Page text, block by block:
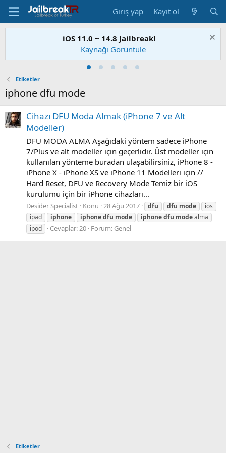
Giriş yap Kayıt ol
iOS 11.0 ~ 14.8 Jailbreak!
Kaynağı Görüntüle
Etiketler
iphone dfu mode
Cihazı DFU Moda Almak (iPhone 7 ve Alt
Modeller)
DFU MODA ALMA Aşağıdaki yöntem sadece iPhone
7/Plus ve alt modeller için geçerlidir. Üst modeller için
kullanılan yönteme buradan ulaşabilirsiniz, iPhone 8 -
iPhone X - iPhone XS ve iPhone 11 Modelleri için //
Hard Reset, DFU ve Recovery Mode Temiz bir iOS
kurulumu için bir iPhone cihazları...
Desider Specialist Konu 28 Ağu 2017 dfu dfu mode
ios
ipad
iphone iphonedfu mode iphonedfu modealma
ipod
Cevaplar: 20 Forum: Genel
Etiketler